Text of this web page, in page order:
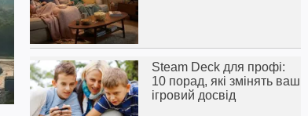
Steam Deck для профі:
10 порад, які змінять ваш
ігровий досвід